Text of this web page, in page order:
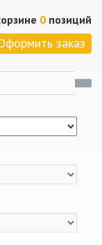
0 позиций
заказ